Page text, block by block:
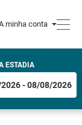
minha conta
ESTADIA